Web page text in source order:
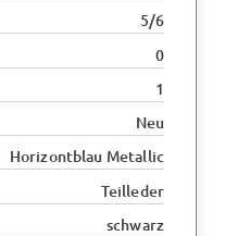
5/6
0
1
Neu
Horizontblau Metallic
Teilleder
schwarz